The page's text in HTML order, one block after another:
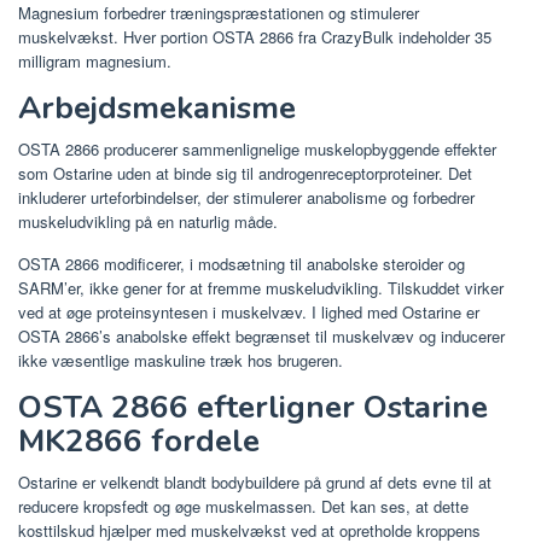
Magnesium forbedrer træningspræstationen og stimulerer
muskelvækst. Hver portion OSTA 2866 fra CrazyBulk indeholder 35
milligram magnesium.
Arbejdsmekanisme
OSTA 2866 producerer sammenlignelige muskelopbyggende effekter
som Ostarine uden at binde sig til androgenreceptorproteiner. Det
inkluderer urteforbindelser, der stimulerer anabolisme og forbedrer
muskeludvikling på en naturlig måde.
OSTA 2866 modificerer, i modsætning til anabolske steroider og
SARM’er, ikke gener for at fremme muskeludvikling. Tilskuddet virker
ved at øge proteinsyntesen i muskelvæv. I lighed med Ostarine er
OSTA 2866’s anabolske effekt begrænset til muskelvæv og inducerer
ikke væsentlige maskuline træk hos brugeren.
OSTA 2866 efterligner Ostarine
MK2866 fordele
Ostarine er velkendt blandt bodybuildere på grund af dets evne til at
reducere kropsfedt og øge muskelmassen. Det kan ses, at dette
kosttilskud hjælper med muskelvækst ved at opretholde kroppens